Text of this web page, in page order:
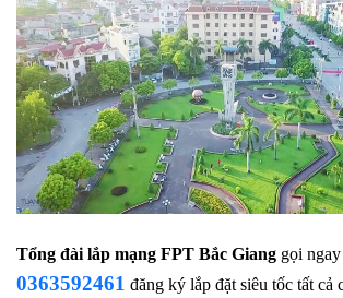
Tổng đài lắp mạng FPT Bắc Giang gọi
0363592461 đăng ký lắp đặt siêu tốc tất cả